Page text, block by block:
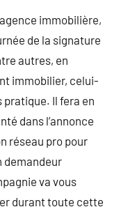
immobilière,
de la signature
autres, en
immobilier, celui-
pratique. Il fera en
dans l’annonce
réseau pro pour
demandeur
va vous
durant toute cette